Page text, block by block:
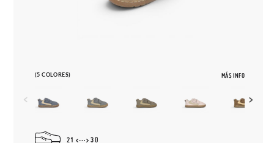
(5 COLORES) MÁS INFO
21 30